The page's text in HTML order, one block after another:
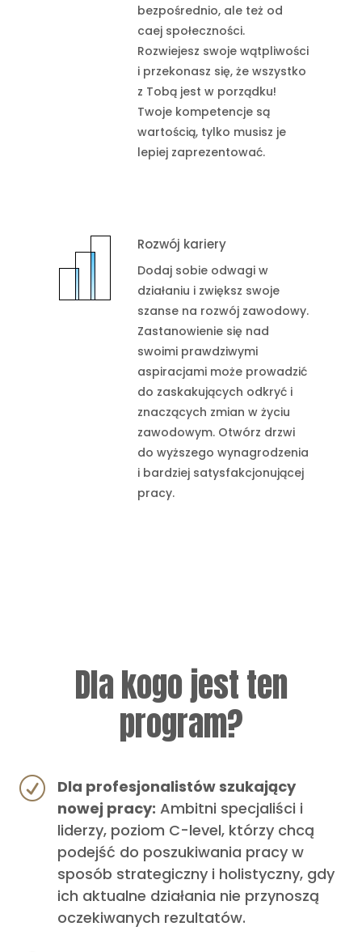
bezpośrednio, ale też od
caej społeczności.
Rozwiejesz swoje wątpliwości
i przekonasz się, że wszystko
z Tobą jest w porządku!
Twoje kompetencje są
wartością, tylko musisz je
lepiej zaprezentować.
Rozwój kariery
Dodaj sobie odwagi w
działaniu i zwiększ swoje
szanse na rozwój zawodowy.
Zastanowienie się nad
swoimi prawdziwymi
aspiracjami może prowadzić
do zaskakujących odkryć i
znaczących zmian w życiu
zawodowym. Otwórz drzwi
do wyższego wynagrodzenia
i bardziej satysfakcjonującej
pracy.
Dla kogo jest ten
program?
R
Dla profesjonalistów szukający
nowej pracy: Ambitni specjaliści i
liderzy, poziom C-level, którzy chcą
podejść do poszukiwania pracy w
sposób strategiczny i holistyczny, gdy
ich aktualne działania nie przynoszą
oczekiwanych rezultatów.